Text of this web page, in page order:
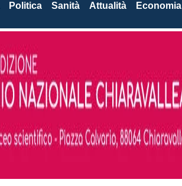
Politica Sanità Attualità Economia